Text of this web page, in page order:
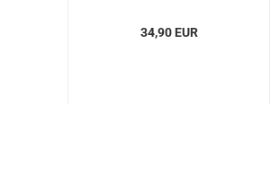
34,90 EUR